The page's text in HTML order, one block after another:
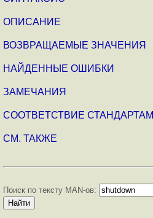
ОПИСАНИЕ
ВОЗВРАЩАЕМЫЕ ЗНАЧЕНИЯ
НАЙДЕННЫЕ ОШИБКИ
ЗАМЕЧАНИЯ
СООТВЕТСТВИЕ СТАНДАРТАМ
СМ. ТАКЖЕ
Поиск по тексту MAN-ов: